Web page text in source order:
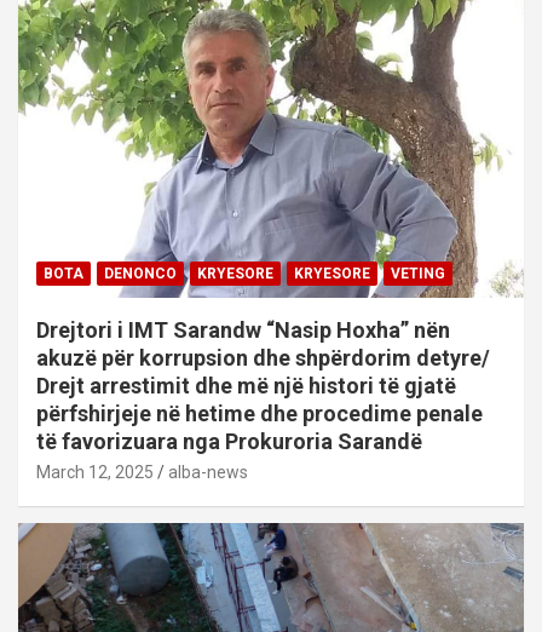
BOTA DENONCO KRYESORE KRYESORE VETING
Drejtori i IMT Sarandw “Nasip Hoxha” nën
akuzë për korrupsion dhe shpërdorim detyre/
Drejt arrestimit dhe më një histori të gjatë
përfshirjeje në hetime dhe procedime penale
të favorizuara nga Prokuroria Sarandë
March 12, 2025 alba-news